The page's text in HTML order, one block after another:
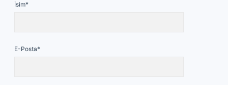
İsim*
E-Posta*